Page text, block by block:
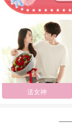
送女神